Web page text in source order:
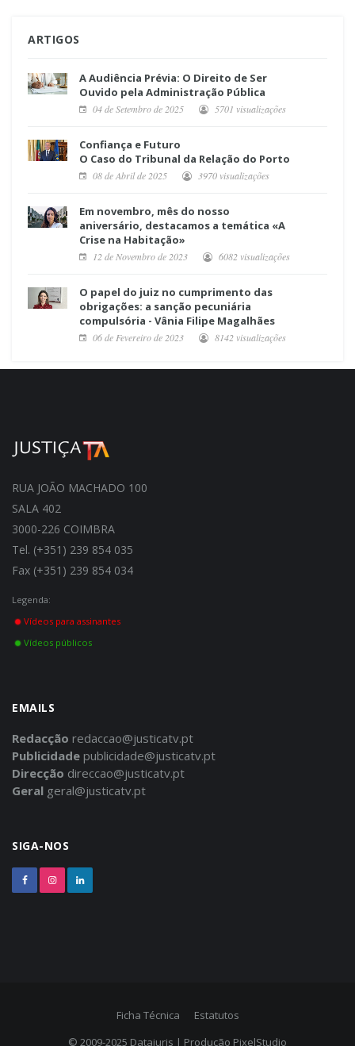
ARTIGOS
A Audiência Prévia: O Direito de Ser
Ouvido pela Administração Pública
04 de Setembro de 2025 5701 visualizações
Confiança e Futuro
O Caso do Tribunal da Relação do Porto
08 de Abril de 2025 3970 visualizações
Em novembro, mês do nosso
aniversário, destacamos a temática «A
Crise na Habitação»
12 de Novembro de 2023 6082 visualizações
O papel do juiz no cumprimento das
obrigações: a sanção pecuniária
compulsória - Vânia Filipe Magalhães
06 de Fevereiro de 2023 8142 visualizações
RUA JOÃO MACHADO 100
SALA 402
3000-226 COIMBRA
Tel. (+351) 239 854 035
Fax (+351) 239 854 034
Legenda:
Vídeos para assinantes
Vídeos públicos
EMAILS
Redacção redaccao@justicatv.pt
Publicidade publicidade@justicatv.pt
Direcção direccao@justicatv.pt
Geral geral@justicatv.pt
SIGA-NOS
Ficha Técnica
Estatutos
© 2009-2025 Datajuris | Produção PixelStudio